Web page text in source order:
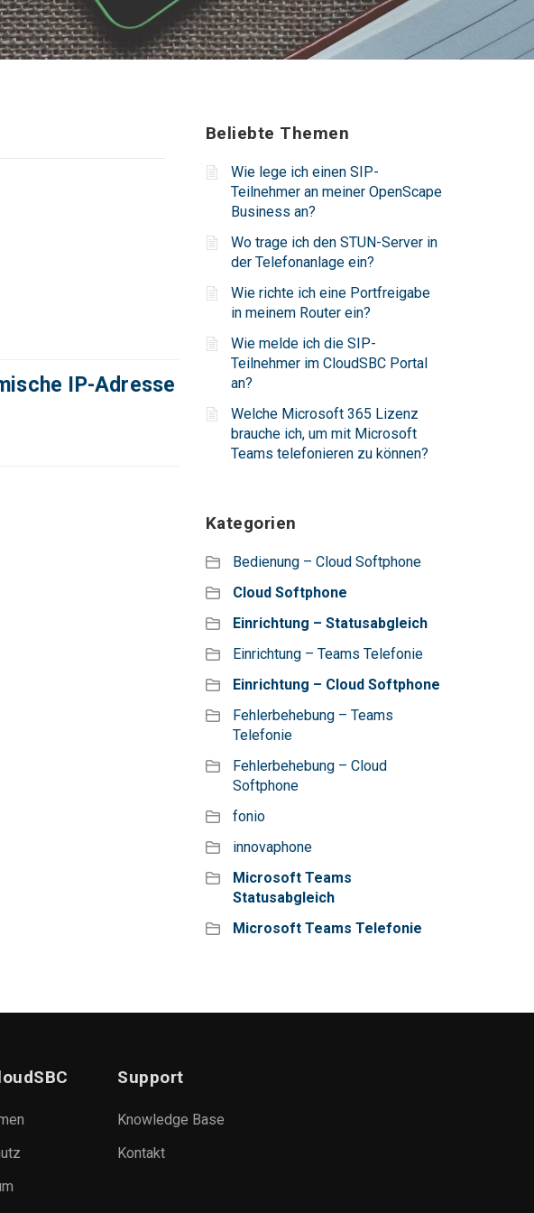
IP-Adresse
Beliebte Themen
Wie lege ich einen SIP-
Teilnehmer an meiner OpenScape
Business an?
Wo trage ich den STUN-Server in
der Telefonanlage ein?
Wie richte ich eine Portfreigabe
in meinem Router ein?
Wie melde ich die SIP-
Teilnehmer im CloudSBC Portal
an?
Welche Microsoft 365 Lizenz
brauche ich, um mit Microsoft
Teams telefonieren zu können?
Kategorien
Bedienung – Cloud Softphone
Cloud Softphone
Einrichtung – Statusabgleich
Einrichtung – Teams Telefonie
Einrichtung – Cloud Softphone
Fehlerbehebung – Teams
Telefonie
Fehlerbehebung – Cloud
Softphone
fonio
innovaphone
Microsoft Teams
Statusabgleich
Microsoft Teams Telefonie
Support
Knowledge Base
Kontakt